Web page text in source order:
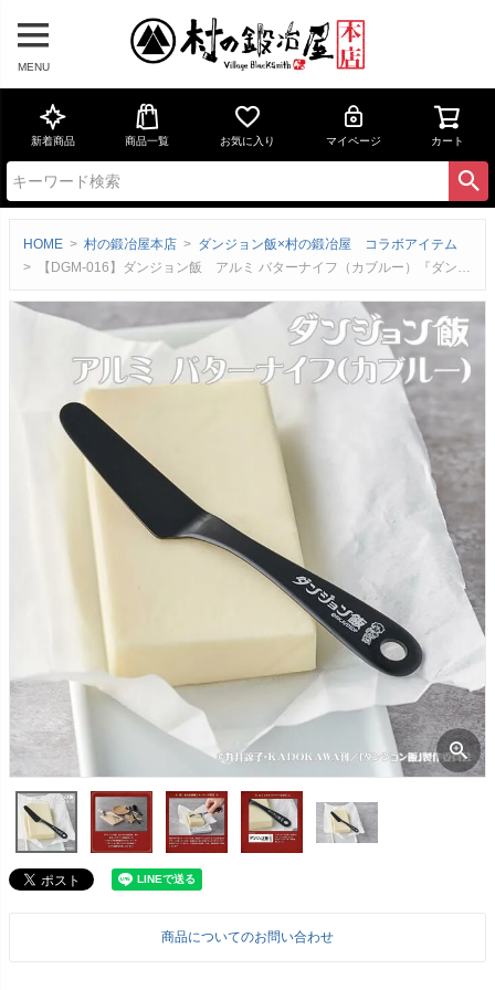
MENU
新着商品 商品一覧 お気に入り マイページ カート
HOME 村の鍛冶屋本店
ダンジョン飯×村の鍛冶屋 コラボアイテム
【DGM-016】ダンジョン飯 アルミ バターナイフ（カブルー）『ダンジョン飯』キャラクターとロゴを刻印燕三条製ネコポス配送
商品についてのお問い合わせ